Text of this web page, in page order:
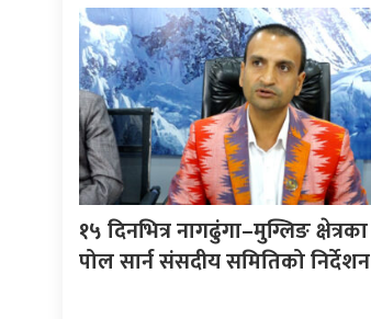
१५ दिनभित्र नागढुंगा–मुग्लिङ क्षेत्रका
पोल सार्न संसदीय समितिको निर्देशन